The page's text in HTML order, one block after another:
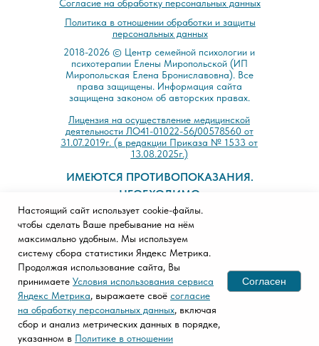
Настоящий сайт использует cookie-файлы.
чтобы сделать Ваше пребывание на нём
максимально удобным. Мы используем
систему сбора статистики Яндекс Метрика.
Продолжая использование сайта, Вы
принимаете Условия использования сервиса
Яндекс Метрика, выражаете своё согласие
на обработку персональных данных, включая
сбор и анализ метрических данных в порядке,
указанном в Политике в отношении
Согласен
2018-2026 © Центр семейной психологии и
психотерапии Елены Миропольской (ИП
Миропольская Елена Брониславовна). Все
права защищены. Информация сайта
защищена законом об авторских правах.
Лицензия на осуществление медицинской
деятельности ЛО41-01022-56/00578560 от
31.07.2019г. (в редакции Приказа № 1533 от
13.08.2025г.)
Cогласие на обработку персональных данных
Политика в отношении обработки и защиты
персональных данных
ИМЕЮТСЯ ПРОТИВОПОКАЗАНИЯ.
НЕОБХОДИМО
ПРОКОНСУЛЬТИРОВАТЬСЯ СО
СПЕЦИАЛИСТОМ.